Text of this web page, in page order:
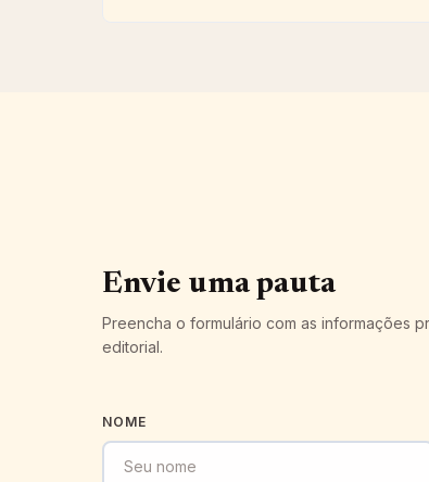
Envie uma pauta
Preencha o formulário com as informações
editorial.
NOME